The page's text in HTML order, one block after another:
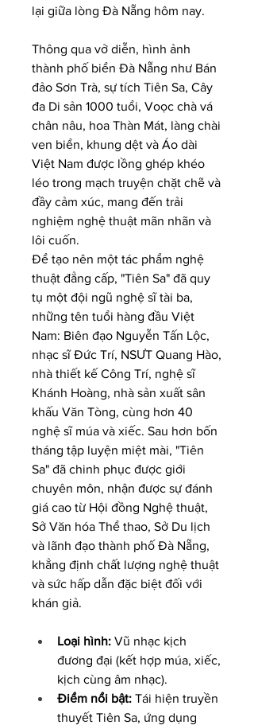
lại giữa lòng Đà Nẵng hôm nay.
Thông qua vở diễn, hình ảnh
thành phố biển Đà Nẵng như Bán
đảo Sơn Trà, sự tích Tiên Sa, Cây
đa Di sản 1000 tuổi, Voọc chà vá
chân nâu, hoa Thàn Mát, làng chài
ven biển, khung dệt và Áo dài
Việt Nam được lồng ghép khéo
léo trong mạch truyện chặt chẽ và
đầy cảm xúc, mang đến trải
nghiệm nghệ thuật mãn nhãn và
lôi cuốn.
Để tạo nên một tác phẩm nghệ
thuật đẳng cấp, "Tiên Sa" đã quy
tụ một đội ngũ nghệ sĩ tài ba,
những tên tuổi hàng đầu Việt
Nam: Biên đạo Nguyễn Tấn Lộc,
nhạc sĩ Đức Trí, NSƯT Quang Hào,
nhà thiết kế Công Trí, nghệ sĩ
Khánh Hoàng, nhà sản xuất sân
khấu Văn Tòng, cùng hơn 40
nghệ sĩ múa và xiếc. Sau hơn bốn
tháng tập luyện miệt mài, "Tiên
Sa" đã chinh phục được giới
chuyên môn, nhận được sự đánh
giá cao từ Hội đồng Nghệ thuật,
Sở Văn hóa Thể thao, Sở Du lịch
và lãnh đạo thành phố Đà Nẵng,
khẳng định chất lượng nghệ thuật
và sức hấp dẫn đặc biệt đối với
khán giả.
Loại hình: Vũ nhạc kịch
đương đại (kết hợp múa, xiếc,
kịch cùng âm nhạc).
Điểm nổi bật: Tái hiện truyền
thuyết Tiên Sa, ứng dụng